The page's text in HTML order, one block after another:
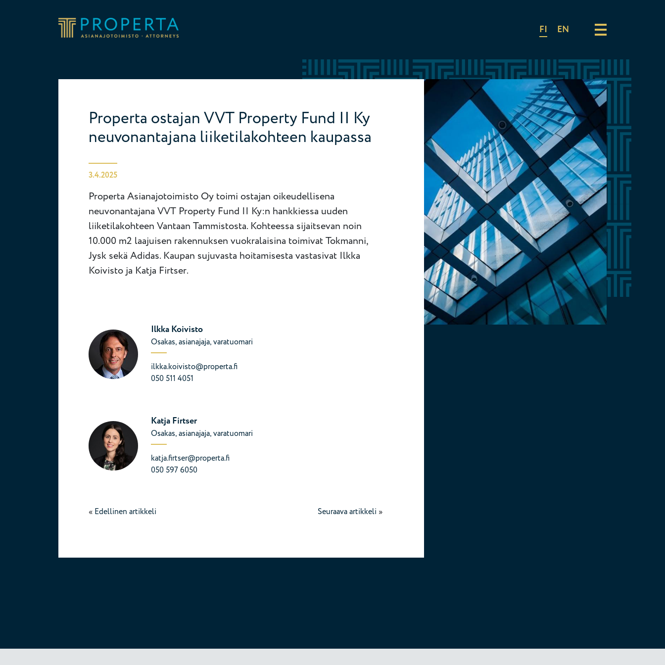
Properta
FI EN
Properta ostajan VVT Property Fund II Ky
neuvonantajana liiketilakohteen kaupassa
3.4.2025
Properta Asianajotoimisto Oy toimi ostajan oikeudellisena
neuvonantajana VVT Property Fund II Ky:n hankkiessa uuden
liiketilakohteen Vantaan Tammistosta. Kohteessa sijaitsevan noin
10.000 m2 laajuisen rakennuksen vuokralaisina toimivat Tokmanni,
Jysk sekä Adidas. Kaupan sujuvasta hoitamisesta vastasivat Ilkka
Koivisto ja Katja Firtser.
Ilkka Koivisto
Osakas, asianajaja, varatuomari
ilkka.koivisto@properta.fi
050 511 4051
Katja Firtser
Osakas, asianajaja, varatuomari
katja.firtser@properta.fi
050 597 6050
« Edellinen artikkeli Seuraava artikkeli »